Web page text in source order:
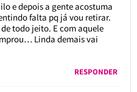
e depois a gente acostuma
falta pq já vou retirar.
todo jeito. E com aquele
Linda demais vai
RESPONDER